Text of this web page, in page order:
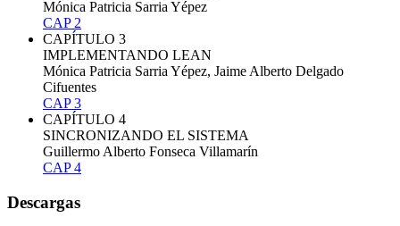
Mónica Patricia Sarria Yépez
CAP 2
CAPÍTULO 3
IMPLEMENTANDO LEAN
Mónica Patricia Sarria Yépez, Jaime Alberto Delgado
Cifuentes
CAP 3
CAPÍTULO 4
SINCRONIZANDO EL SISTEMA
Guillermo Alberto Fonseca Villamarín
CAP 4
Descargas